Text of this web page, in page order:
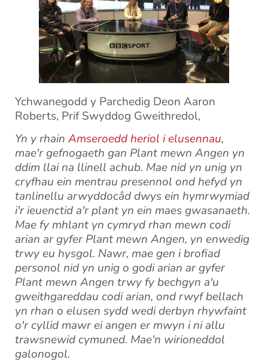
Ychwanegodd y Parchedig Deon Aaron
Roberts, Prif Swyddog Gweithredol,
Yn y rhain Amseroedd heriol i elusennau,
mae'r gefnogaeth gan Plant mewn Angen yn
ddim llai na llinell achub. Mae nid yn unig yn
cryfhau ein mentrau presennol ond hefyd yn
tanlinellu arwyddocâd dwys ein hymrwymiad
i'r ieuenctid a'r plant yn ein maes gwasanaeth.
Mae fy mhlant yn cymryd rhan mewn codi
arian ar gyfer Plant mewn Angen, yn enwedig
trwy eu hysgol. Nawr, mae gen i brofiad
personol nid yn unig o godi arian ar gyfer
Plant mewn Angen trwy fy bechgyn a'u
gweithgareddau codi arian, ond rwyf bellach
yn rhan o elusen sydd wedi derbyn rhywfaint
o'r cyllid mawr ei angen er mwyn i ni allu
trawsnewid cymuned. Mae'n wirioneddol
galonogol.